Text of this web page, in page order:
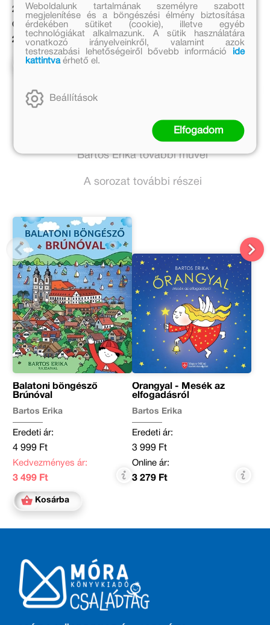
2 999 Ft
Online ár:
2 459 Ft
Kosárba
Eredeti ár:
4 999 Ft
Bevezető ár:
3 749 Ft
Bartos Erika további művei
Bartos Erika további művei
A sorozat további részei
Balatoni böngésző
Brúnóval
Bartos Erika
Eredeti ár:
4 999 Ft
Kedvezményes ár:
3 499 Ft
Kosárba
Őrangyal - Mesék az
elfogadásról
Bartos Erika
Eredeti ár:
3 999 Ft
Online ár:
3 279 Ft
Weboldalunk tartalmának személyre szabott
megjelenítése és a böngészési élmény biztosítása
érdekében sütiket (cookie), illetve egyéb
technológiákat alkalmazunk. A sütik használatára
vonatkozó irányelveinkről, valamint azok
testreszabási lehetőségeiről bővebb információ
ide
kattintvaérhető el.
Beállítások
Elfogadom